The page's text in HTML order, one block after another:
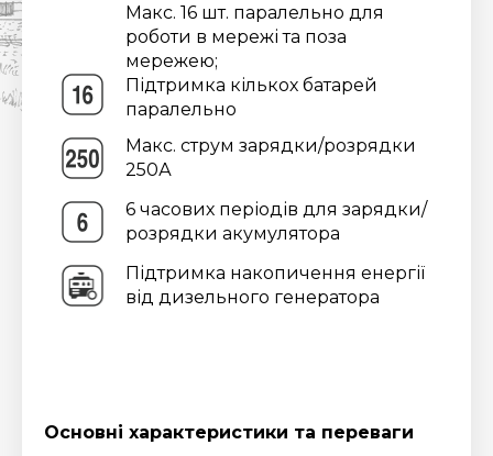
Макс. 16 шт. паралельно для
роботи в мережі та поза
мережею;
Підтримка кількох батарей
паралельно
Макс. струм зарядки/розрядки
250А
6 часових періодів для зарядки/
розрядки акумулятора
Підтримка накопичення енергії
від дизельного генератора
Основні характеристики та переваги